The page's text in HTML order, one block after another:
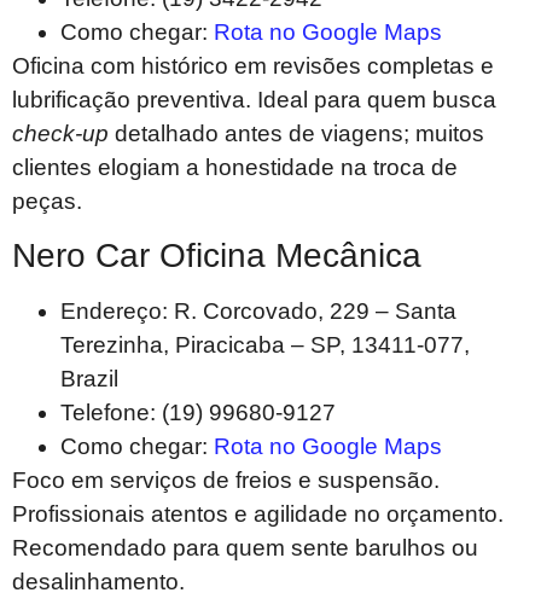
Como chegar: Rota no Google Maps
Oficina com histórico em revisões completas e
lubrificação preventiva. Ideal para quem busca
check-up detalhado antes de viagens; muitos
clientes elogiam a honestidade na troca de
peças.
Nero Car Oficina Mecânica
Endereço: R. Corcovado, 229 – Santa
Terezinha, Piracicaba – SP, 13411-077,
Brazil
Telefone: (19) 99680-9127
Como chegar: Rota no Google Maps
Foco em serviços de freios e suspensão.
Profissionais atentos e agilidade no orçamento.
Recomendado para quem sente barulhos ou
desalinhamento.